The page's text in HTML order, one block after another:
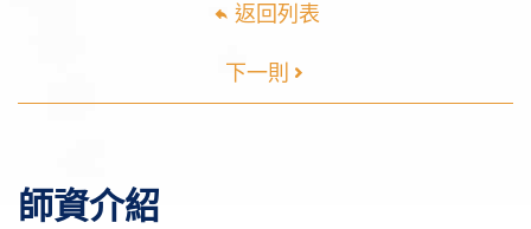
返回列表
下一則
師資介紹